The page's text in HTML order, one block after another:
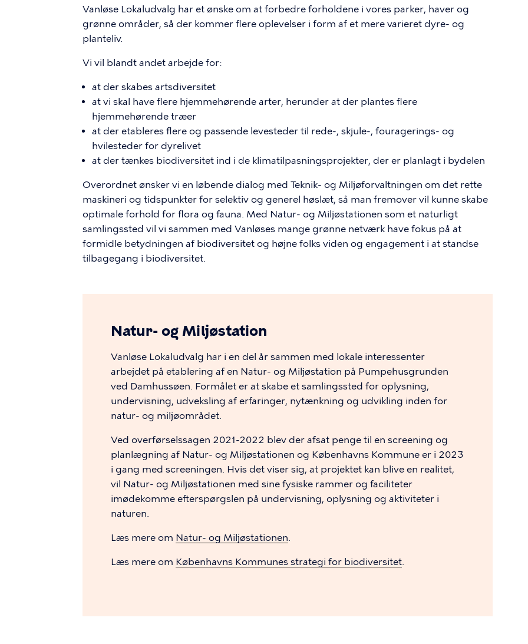
Vanløse Lokaludvalg har et ønske om at forbedre forholdene i vores parker, haver og
grønne områder, så der kommer flere oplevelser i form af et mere varieret dyre- og
planteliv.
Vi vil blandt andet arbejde for:
at der skabes artsdiversitet
at vi skal have flere hjemmehørende arter, herunder at der plantes flere
hjemmehørende træer
at der etableres flere og passende levesteder til rede-, skjule-, fouragerings- og
hvilesteder for dyrelivet
at der tænkes biodiversitet ind i de klimatilpasningsprojekter, der er planlagt i bydelen
Overordnet ønsker vi en løbende dialog med Teknik- og Miljøforvaltningen om det rette
maskineri og tidspunkter for selektiv og generel høslæt, så man fremover vil kunne skabe
optimale forhold for flora og fauna. Med Natur- og Miljøstationen som et naturligt
samlingssted vil vi sammen med Vanløses mange grønne netværk have fokus på at
formidle betydningen af biodiversitet og højne folks viden og engagement i at standse
tilbagegang i biodiversitet.
Natur- og Miljøstation
Vanløse Lokaludvalg har i en del år sammen med lokale interessenter
arbejdet på etablering af en Natur- og Miljøstation på Pumpehusgrunden
ved Damhussøen. Formålet er at skabe et samlingssted for oplysning,
undervisning, udveksling af erfaringer, nytænkning og udvikling inden for
natur- og miljøområdet.
Ved overførselssagen 2021-2022 blev der afsat penge til en screening og
planlægning af Natur- og Miljøstationen og Københavns Kommune er i 2023
i gang med screeningen. Hvis det viser sig, at projektet kan blive en realitet,
vil Natur- og Miljøstationen med sine fysiske rammer og faciliteter
imødekomme efterspørgslen på undervisning, oplysning og aktiviteter i
naturen.
Læs mere om Natur- og Miljøstationen.
Læs mere om Københavns Kommunes strategi for biodiversitet.